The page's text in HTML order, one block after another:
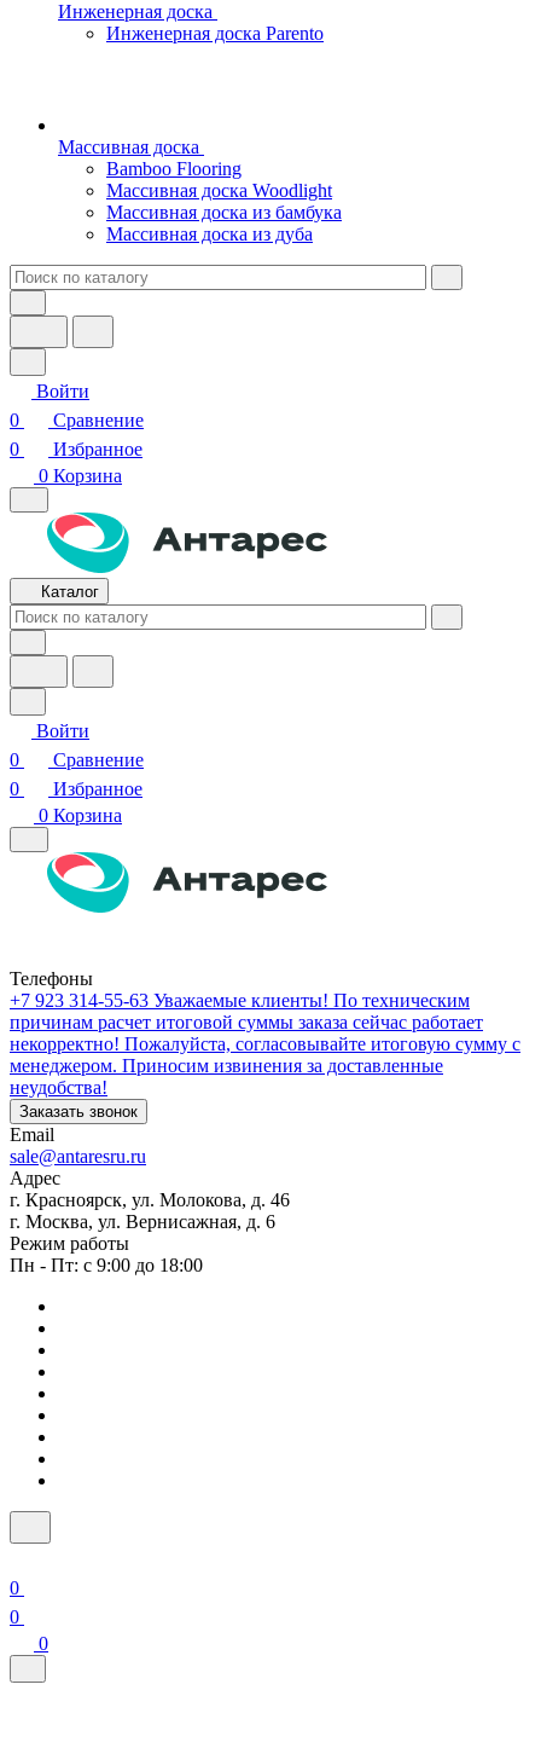
Инженерная доска
Инженерная доска Parento
Массивная доска
Bamboo Flooring
Массивная доска Woodlight
Массивная доска из бамбука
Массивная доска из дуба
Войти
0
Сравнение
0
Избранное
0 Корзина
Каталог
Войти
0
Сравнение
0
Избранное
0 Корзина
Телефоны
+7 923 314-55-63 Уважаемые клиенты! По техническим
причинам расчет итоговой суммы заказа сейчас работает
некорректно! Пожалуйста, согласовывайте итоговую сумму с
менеджером. Приносим извинения за доставленные
неудобства!
Заказать звонок
Email
sale@antaresru.ru
Адрес
г. Красноярск, ул. Молокова, д. 46
г. Москва, ул. Вернисажная, д. 6
Режим работы
Пн - Пт: с 9:00 до 18:00
0
0
0